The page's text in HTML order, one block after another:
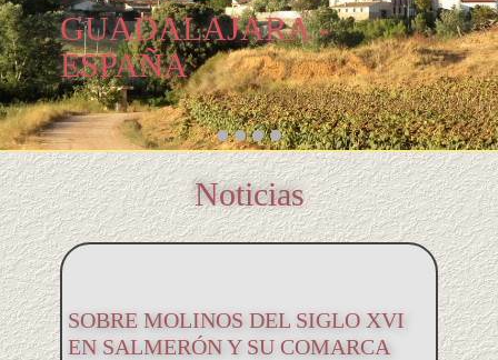
GUADALAJARA -
ESPAÑA
Noticias
SOBRE MOLINOS DEL SIGLO XVI
EN SALMERÓN Y SU COMARCA